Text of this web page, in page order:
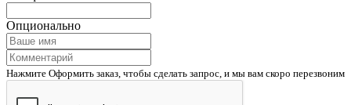
Опционально
Нажмите Оформить заказ, чтобы сделать запрос, и мы вам скоро перезвоним